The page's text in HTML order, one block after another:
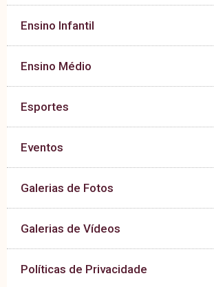
Ensino Infantil
Ensino Médio
Esportes
Eventos
Galerias de Fotos
Galerias de Vídeos
Políticas de Privacidade